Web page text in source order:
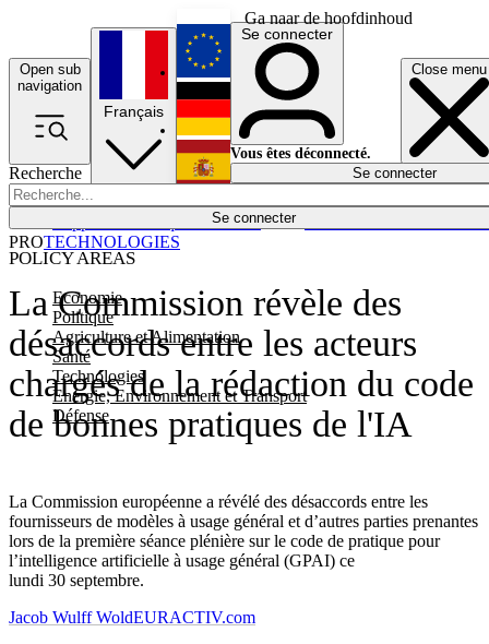
Ga naar de hoofdinhoud
Open sub
navigation
Close menu
Recherche
Se connecter
POLICY AREAS
Economie
Politique
Agriculture et Alimentation
Santé
Technologies
Energie, Environnement et Transport
Défense
Économie
Français
English
Deutsch
Español
Se connecter
Vous êtes déconnecté.
Se connecter
La Commission révèle des
désaccords entre les acteurs
chargés de la rédaction du code
de bonnes pratiques de l'IA
La Commission européenne a révélé des désaccords entre les
fournisseurs de modèles à usage général et d’autres parties prenantes
lors de la première séance plénière sur le code de pratique pour
l’intelligence artificielle à usage général (GPAI) ce
lundi 30 septembre.
PROTECHNOLOGIES
Jacob Wulff WoldEURACTIV.com